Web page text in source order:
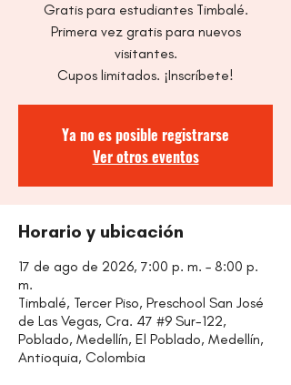
Gratis para estudiantes Timbalé.
Primera vez gratis para nuevos
visitantes.
Cupos limitados. ¡Inscríbete!
Ya no es posible registrarse
Ver otros eventos
Horario y ubicación
17 de ago de 2026, 7:00 p. m. – 8:00 p.
m.
Timbalé, Tercer Piso, Preschool San José
de Las Vegas, Cra. 47 #9 Sur-122,
Poblado, Medellín, El Poblado, Medellín,
Antioquia, Colombia